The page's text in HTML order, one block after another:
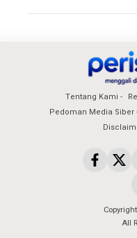
Tentang Kami
Pedoman Media Siber
All